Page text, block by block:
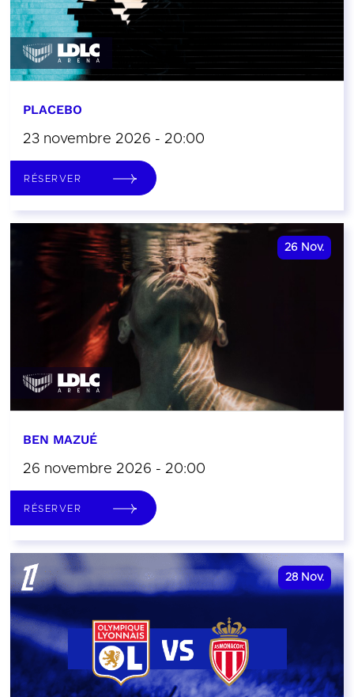
PLACEBO
23 novembre 2026 - 20:00
RÉSERVER
26 Nov.
BEN MAZUÉ
26 novembre 2026 - 20:00
RÉSERVER
28 Nov.